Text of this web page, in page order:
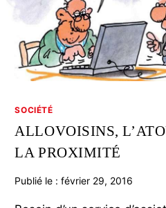
SOCIÉTÉ
ALLOVOISINS,
LA PROXIMITÉ
Publié le : février 29, 2016